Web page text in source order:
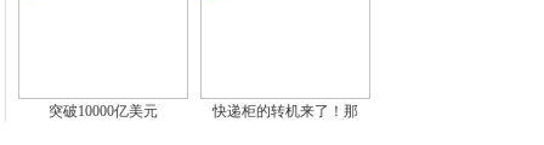
突破10000亿美元 快递柜的转机来了！那